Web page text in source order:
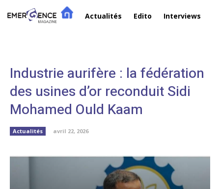
Actualités Edito Interviews
Industrie aurifère : la fédération
des usines d’or reconduit Sidi
Mohamed Ould Kaam
Actualités avril 22, 2026